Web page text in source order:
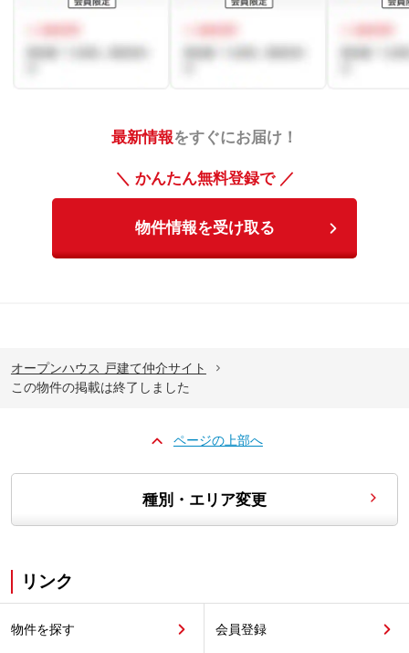
最新情報をすぐにお届け！
＼ かんたん無料登録で ／
物件情報を受け取る
オープンハウス 戸建て仲介サイト
この物件の掲載は終了しました
ページの上部へ
種別・エリア変更
リンク
物件を探す 会員登録